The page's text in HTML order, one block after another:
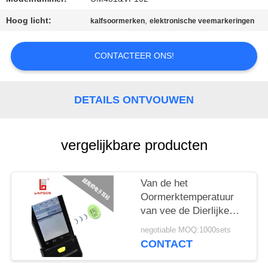
EEN
CITAAT
SITEMAP
Hoog licht: kalfsoormerken,elektronische veemarkeringen
CONTACTEER ONS!
DETAILS ONTVOUWEN
vergelijkbare producten
Van de het
Oormerktemperatuur
van vee de Dierlijke
Schapen UHFdruk van
de de Weerstandslaser
negotiable MOQ:1000sets
CONTACT